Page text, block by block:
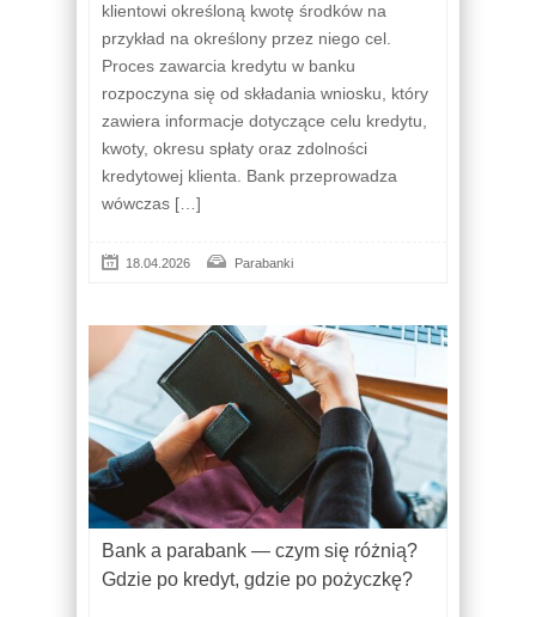
klientowi określoną kwotę środków na
przykład na określony przez niego cel.
Proces zawarcia kredytu w banku
rozpoczyna się od składania wniosku, który
zawiera informacje dotyczące celu kredytu,
kwoty, okresu spłaty oraz zdolności
kredytowej klienta. Bank przeprowadza
wówczas […]
18.04.2026 Parabanki
Bank a parabank — czym się różnią?
Gdzie po kredyt, gdzie po pożyczkę?